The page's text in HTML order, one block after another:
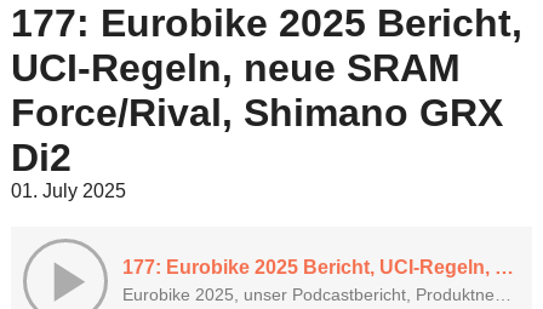
177: Eurobike 2025 Bericht,
UCI-Regeln, neue SRAM
Force/Rival, Shimano GRX
Di2
01. July 2025
177: Eurobike 2025 Bericht, UCI-Regeln, neue SRAM Force/Rival, Shimano GRX Di2
Eurobike 2025, unser Podcastbericht, Produktneuheiten und wir fragen uns: Was wird aus der Eurobike? Von „langweilig“ zu „voller Begeisterung“ – wir diskutieren neue Produkte, Branchentrends und Quatschprodukte.